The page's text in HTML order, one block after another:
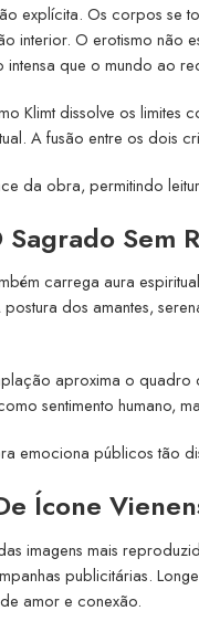
explícita. Os corpos se
interior. O erotismo não
intensa que o mundo ao
Klimt dissolve os
A fusão entre os dois
da obra, permitindo
Sem
carrega aura
dos amantes,
aproxima o
sentimento humano,
emociona públicos tão
Ícone
imagens mais
publicitárias.
amor e conexão.